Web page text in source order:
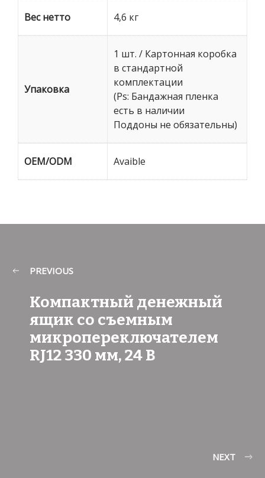
Вес нетто 4,6 кг
Упаковка
1 шт. / Картонная коробка
в стандартной
комплектации
(Ps: Бандажная пленка
есть в наличии
Поддоны не обязательны)
OEM/ODM Avaible
PREVIOUS
Компактный денежный
ящик со съемным
микропереключателем
RJ12 330 мм, 24 В
NEXT